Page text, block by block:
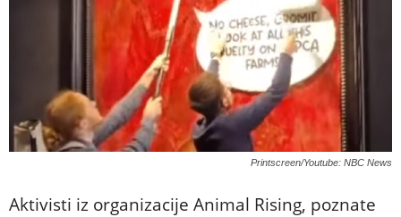
Printscreen/Youtube: NBC News
Aktivisti iz organizacije Animal Rising, poznate